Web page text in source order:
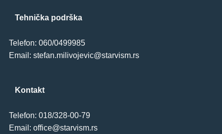
Tehnička podrška
Telefon: 060/0499985
Email: stefan.milivojevic@starvism.rs
Kontakt
Telefon: 018/328-00-79
Email: office@starvism.rs